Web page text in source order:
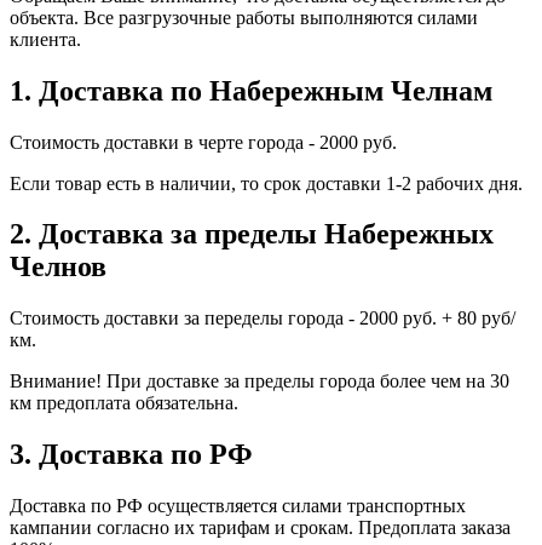
объекта. Все разгрузочные работы выполняются силами
клиента.
1. Доставка по Набережным Челнам
Стоимость доставки в черте города - 2000 руб.
Если товар есть в наличии, то срок доставки 1-2 рабочих дня.
2. Доставка за пределы Набережных
Челнов
Стоимость доставки за переделы города - 2000 руб. + 80 руб/
км.
Внимание! При доставке за пределы города более чем на 30
км предоплата обязательна.
3. Доставка по РФ
Доставка по РФ осуществляется силами транспортных
кампании согласно их тарифам и срокам. Предоплата заказа